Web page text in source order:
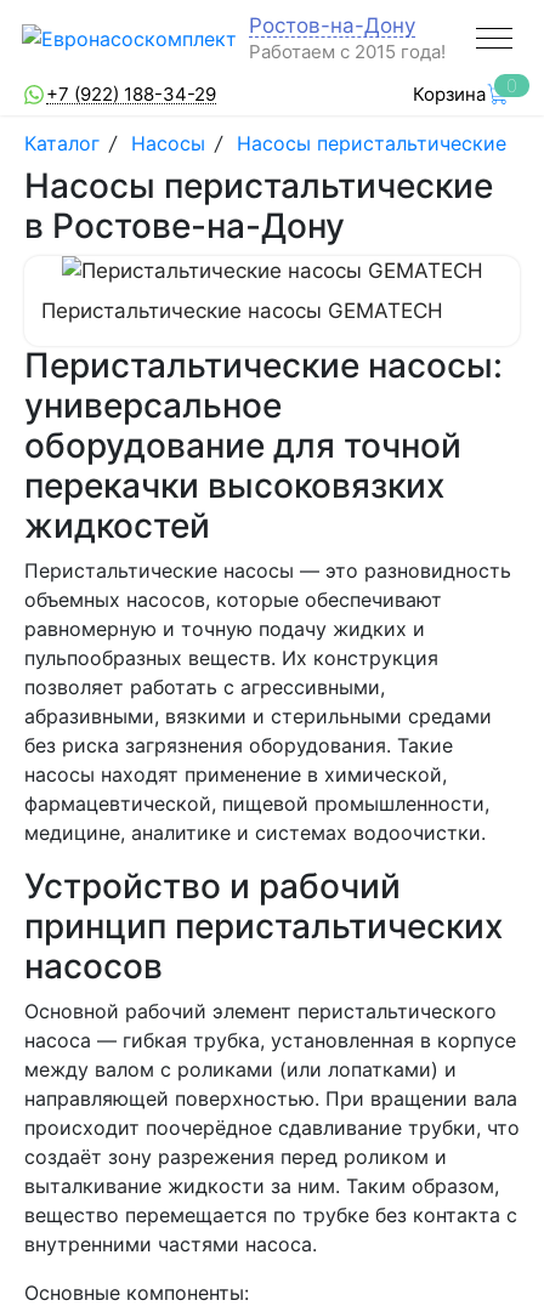
Ростов-на-Дону
Работаем с 2015 года!
+7 (922) 188-34-29
Корзина 0
Каталог / Насосы / Насосы перистальтические
Насосы перистальтические
в Ростове-на-Дону
Перистальтические насосы GEMATECH
Перистальтические насосы:
универсальное
оборудование для точной
перекачки высоковязких
жидкостей
Перистальтические насосы — это разновидность
объемных насосов, которые обеспечивают
равномерную и точную подачу жидких и
пульпообразных веществ. Их конструкция
позволяет работать с агрессивными,
абразивными, вязкими и стерильными средами
без риска загрязнения оборудования. Такие
насосы находят применение в химической,
фармацевтической, пищевой промышленности,
медицине, аналитике и системах водоочистки.
Устройство и рабочий
принцип перистальтических
насосов
Основной рабочий элемент перистальтического
насоса — гибкая трубка, установленная в корпусе
между валом с роликами (или лопатками) и
направляющей поверхностью. При вращении вала
происходит поочерёдное сдавливание трубки, что
создаёт зону разрежения перед роликом и
выталкивание жидкости за ним. Таким образом,
вещество перемещается по трубке без контакта с
внутренними частями насоса.
Основные компоненты: